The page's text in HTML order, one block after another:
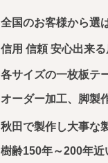
全国のお客様から選
信用 信頼 安心出来る
各サイズの一枚板テ
オーダー加工、脚製
秋田で製作し大事な
樹齢150年～200年近